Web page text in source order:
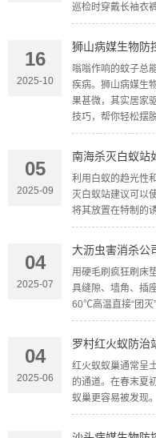
巡检时穿戴长袖衣
16
2025-10
狮山病媒生物防
嗡嗡作响的蚊子总
疾病。狮山病媒生
果甚微，其实居家
技巧，帮你轻松摆
05
2025-09
南海杀灭白蚁站
利用白蚁的趋光性
灭白蚁站建议可以
将其放置在特制的
04
2025-07
大沥虫害消杀公
用硬毛刷疯狂刷床
具缝隙、墙角、插
60℃高温直接“团灭”
04
2025-06
罗村红火蚁防治
红火蚁蚁巢通常呈
的通道。在春末夏
蚁巢更容易被发现。